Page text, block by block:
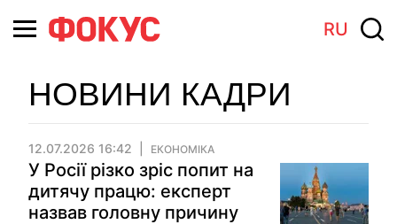
RU
НОВИНИ КАДРИ
12.07.2026 16:42 ЕКОНОМІКА
У Росії різко зріс попит на
дитячу працю: експерт
назвав головну причину